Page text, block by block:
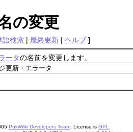
の変更
語検索| 最終更新| ヘルプ]
ータの名前を変更します。
PukiWiki Developers Team. License is GPL